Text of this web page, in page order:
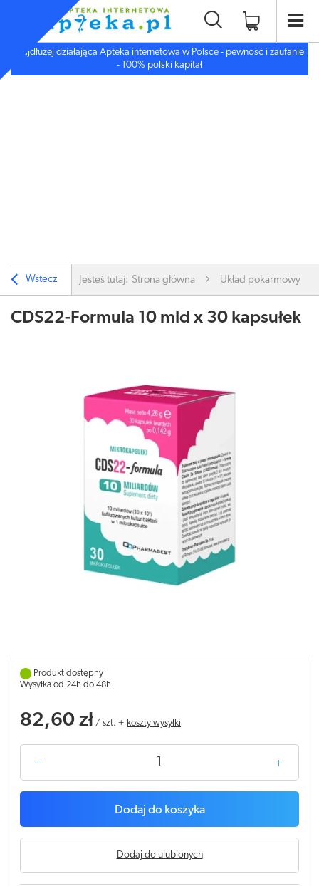
Najdłużej działająca Apteka internetowa w Polsce - pewność i zaufanie
- 100% polski kapitał
Wstecz Jesteś tutaj: Strona główna Układ pokarmowy
CDS22-Formula 10 mld x 30 kapsułek
Produkt dostępny
Wysyłka od 24h do 48h
82,60 zł / szt. + koszty wysyłki
Dodaj do koszyka
Dodaj do ulubionych